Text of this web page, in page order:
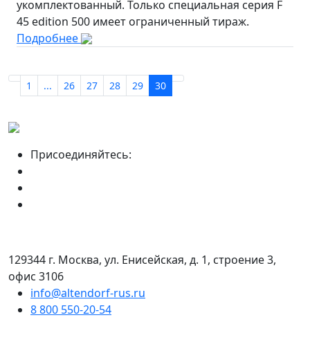
укомплектованный. Только специальная серия F
45 edition 500 имеет ограниченный тираж.
Подробнее
1 ... 26 27 28 29 30
Присоединяйтесь:
129344 г. Москва, ул. Енисейская, д. 1, строение 3,
офис 3106
info@altendorf-rus.ru
8 800 550-20-54